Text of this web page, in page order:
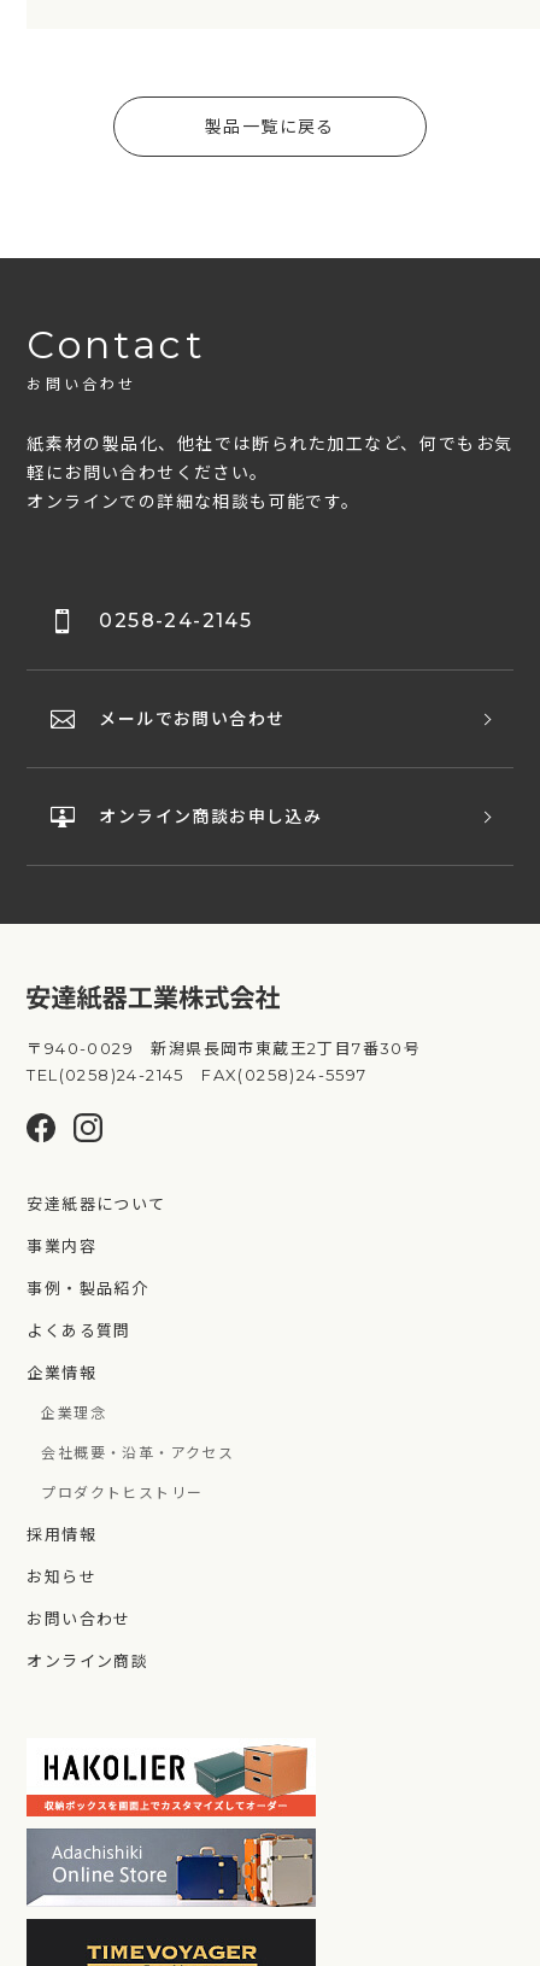
製品一覧に戻る
Contact
お問い合わせ
紙素材の製品化、他社では断られた加工など、何でもお気
軽にお問い合わせください。
オンラインでの詳細な相談も可能です。
0258-24-2145
メールでお問い合わせ
オンライン商談お申し込み
〒940-0029 新潟県長岡市東蔵王2丁目7番30号
TEL(0258)24-2145 FAX(0258)24-5597
安達紙器について
事業内容
事例・製品紹介
よくある質問
企業情報
企業理念
会社概要・沿革・アクセス
プロダクトヒストリー
採用情報
お知らせ
お問い合わせ
オンライン商談